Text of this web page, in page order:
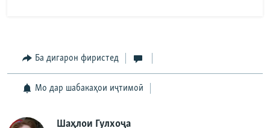
Ба дигарон фиристед
Мо дар шабакаҳои иҷтимоӣ
Шаҳлои Гулхоҷа